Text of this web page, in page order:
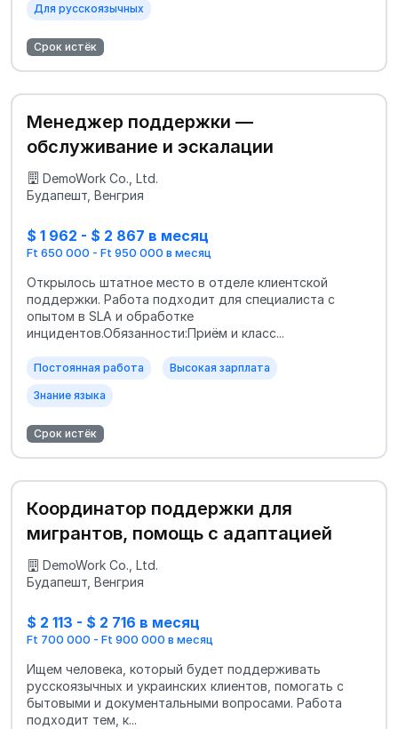
Для русскоязычных
Срок истёк
Менеджер поддержки —
обслуживание и эскалации
DemoWork Co., Ltd.
Будапешт, Венгрия
$ 1 962 - $ 2 867 в месяц
Ft 650 000 - Ft 950 000 в месяц
Открылось штатное место в отделе клиентской
поддержки. Работа подходит для специалиста с
опытом в SLA и обработке
инцидентов.Обязанности:Приём и класс...
Постоянная работа Высокая зарплата
Знание языка
Срок истёк
Координатор поддержки для
мигрантов, помощь с адаптацией
DemoWork Co., Ltd.
Будапешт, Венгрия
$ 2 113 - $ 2 716 в месяц
Ft 700 000 - Ft 900 000 в месяц
Ищем человека, который будет поддерживать
русскоязычных и украинских клиентов, помогать с
бытовыми и документальными вопросами. Работа
подходит тем, к...